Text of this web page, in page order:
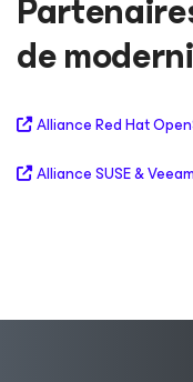
de
Alliance Red Hat
Alliance SUSE & Veeam